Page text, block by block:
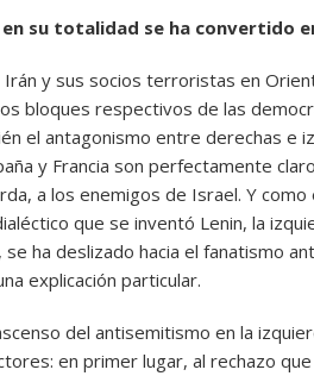
su totalidad se ha convertido
y sus socios terroristas en
bloques respectivos de las
el antagonismo entre derechas e
y Francia son perfectamente
a los enemigos de Israel. Y como
que se inventó Lenin, la
ha deslizado hacia el fanatismo
explicación particular.
del antisemitismo en la
en primer lugar, al rechazo